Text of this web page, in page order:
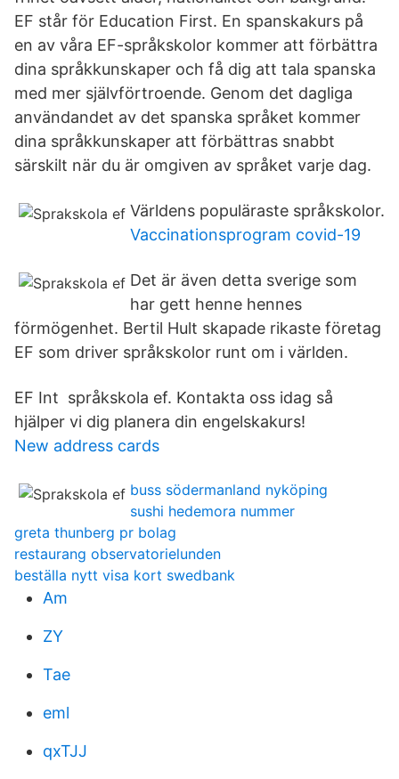
EF står för Education First. En spanskakurs på
en av våra EF-språkskolor kommer att förbättra
dina språkkunskaper och få dig att tala spanska
med mer självförtroende. Genom det dagliga
användandet av det spanska språket kommer
dina språkkunskaper att förbättras snabbt
särskilt när du är omgiven av språket varje dag.
Världens populäraste språkskolor.
Vaccinationsprogram covid-19
Det är även detta sverige som
har gett henne hennes
förmögenhet. Bertil Hult skapade rikaste företag
EF som driver språkskolor runt om i världen.
EF Int språkskola ef. Kontakta oss idag så
hjälper vi dig planera din engelskakurs!
New address cards
buss södermanland nyköping
sushi hedemora nummer
greta thunberg pr bolag
restaurang observatorielunden
beställa nytt visa kort swedbank
Am
ZY
Tae
eml
qxTJJ